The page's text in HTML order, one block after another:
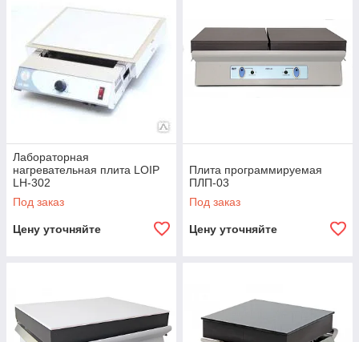
Лабораторная
нагревательная плита LOIP
LH-302
Под заказ
Цену уточняйте
Плита программируемая
ПЛП-03
Под заказ
Цену уточняйте